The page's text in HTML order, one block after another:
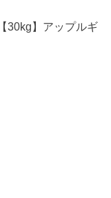
30kg】アップルギ